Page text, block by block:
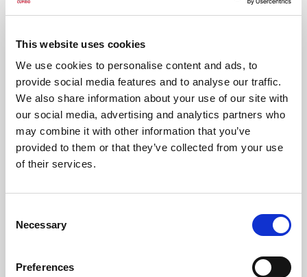
This website uses cookies
We use cookies to personalise content and ads, to
provide social media features and to analyse our traffic.
We also share information about your use of our site with
our social media, advertising and analytics partners who
may combine it with other information that you’ve
provided to them or that they’ve collected from your use
of their services.
Selection
Necessary
Preferences